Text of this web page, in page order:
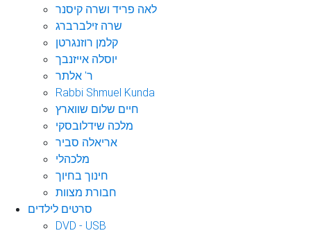
לאה פריד ושרה קיסנר
שרה זילברברג
קלמן רוזנגרטן
יוסלה אייזנבך
ר' אלתר
Rabbi Shmuel Kunda
חיים שלום שווארץ
מלכה שידלובסקי
אריאלה סביר
מלכהלי
חינוך בחיוך
חבורת מצוות
סרטים לילדים
DVD - USB